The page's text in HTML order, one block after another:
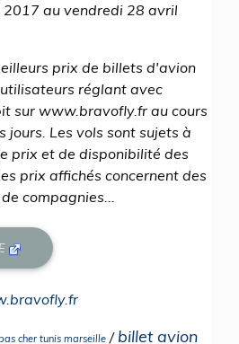
au vendredi 28 avril
prix de billets d'avion
réglant avec
sur www.bravofly.fr au cours
jours. Les vols sont sujets à
prix et de disponibilité des
prix affichés concernent des
compagnies...
cher tunis marseille / billet avion